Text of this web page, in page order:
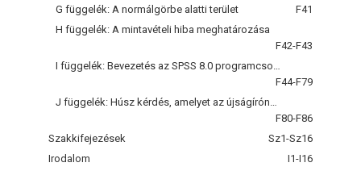
G függelék: A normálgörbe alatti terület
F41
H függelék: A mintavételi hiba meghatározása
F42-F43
F44-F79
F80-F86
Szakkifejezések
Sz1-Sz16
Irodalom
I1-I16